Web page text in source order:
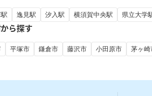
逸見駅 汐入駅 横須賀中央駅 県立大学
ら探す
平塚市 鎌倉市 藤沢市 小田原市 茅ヶ崎